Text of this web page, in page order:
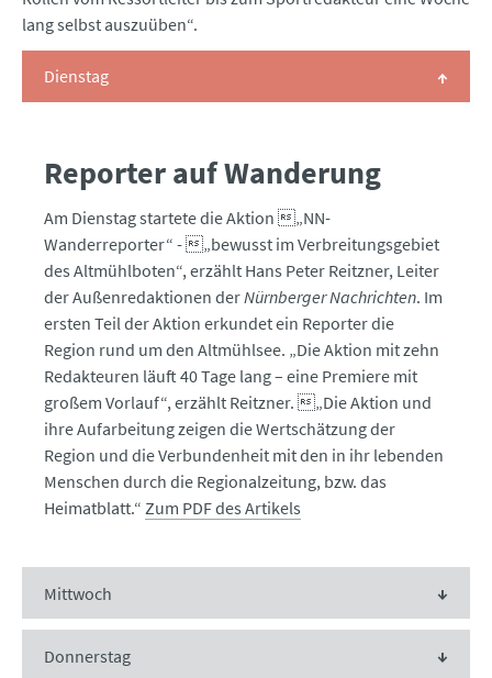
lang selbst auszuüben“.
Dienstag
Reporter auf Wanderung
Am Dienstag startete die Aktion „NN-
Wanderreporter“ - „bewusst im Verbreitungsgebiet
des Altmühlboten“, erzählt Hans Peter Reitzner, Leiter
der Außenredaktionen derNürnberger Nachrichten. Im
ersten Teil der Aktion erkundet ein Reporter die
Region rund um den Altmühlsee. „Die Aktion mit zehn
Redakteuren läuft 40 Tage lang – eine Premiere mit
großem Vorlauf“, erzählt Reitzner. „Die Aktion und
ihre Aufarbeitung zeigen die Wertschätzung der
Region und die Verbundenheit mit den in ihr lebenden
Menschen durch die Regionalzeitung, bzw. das
Heimatblatt.“ Zum PDF des Artikels
Mittwoch
Donnerstag